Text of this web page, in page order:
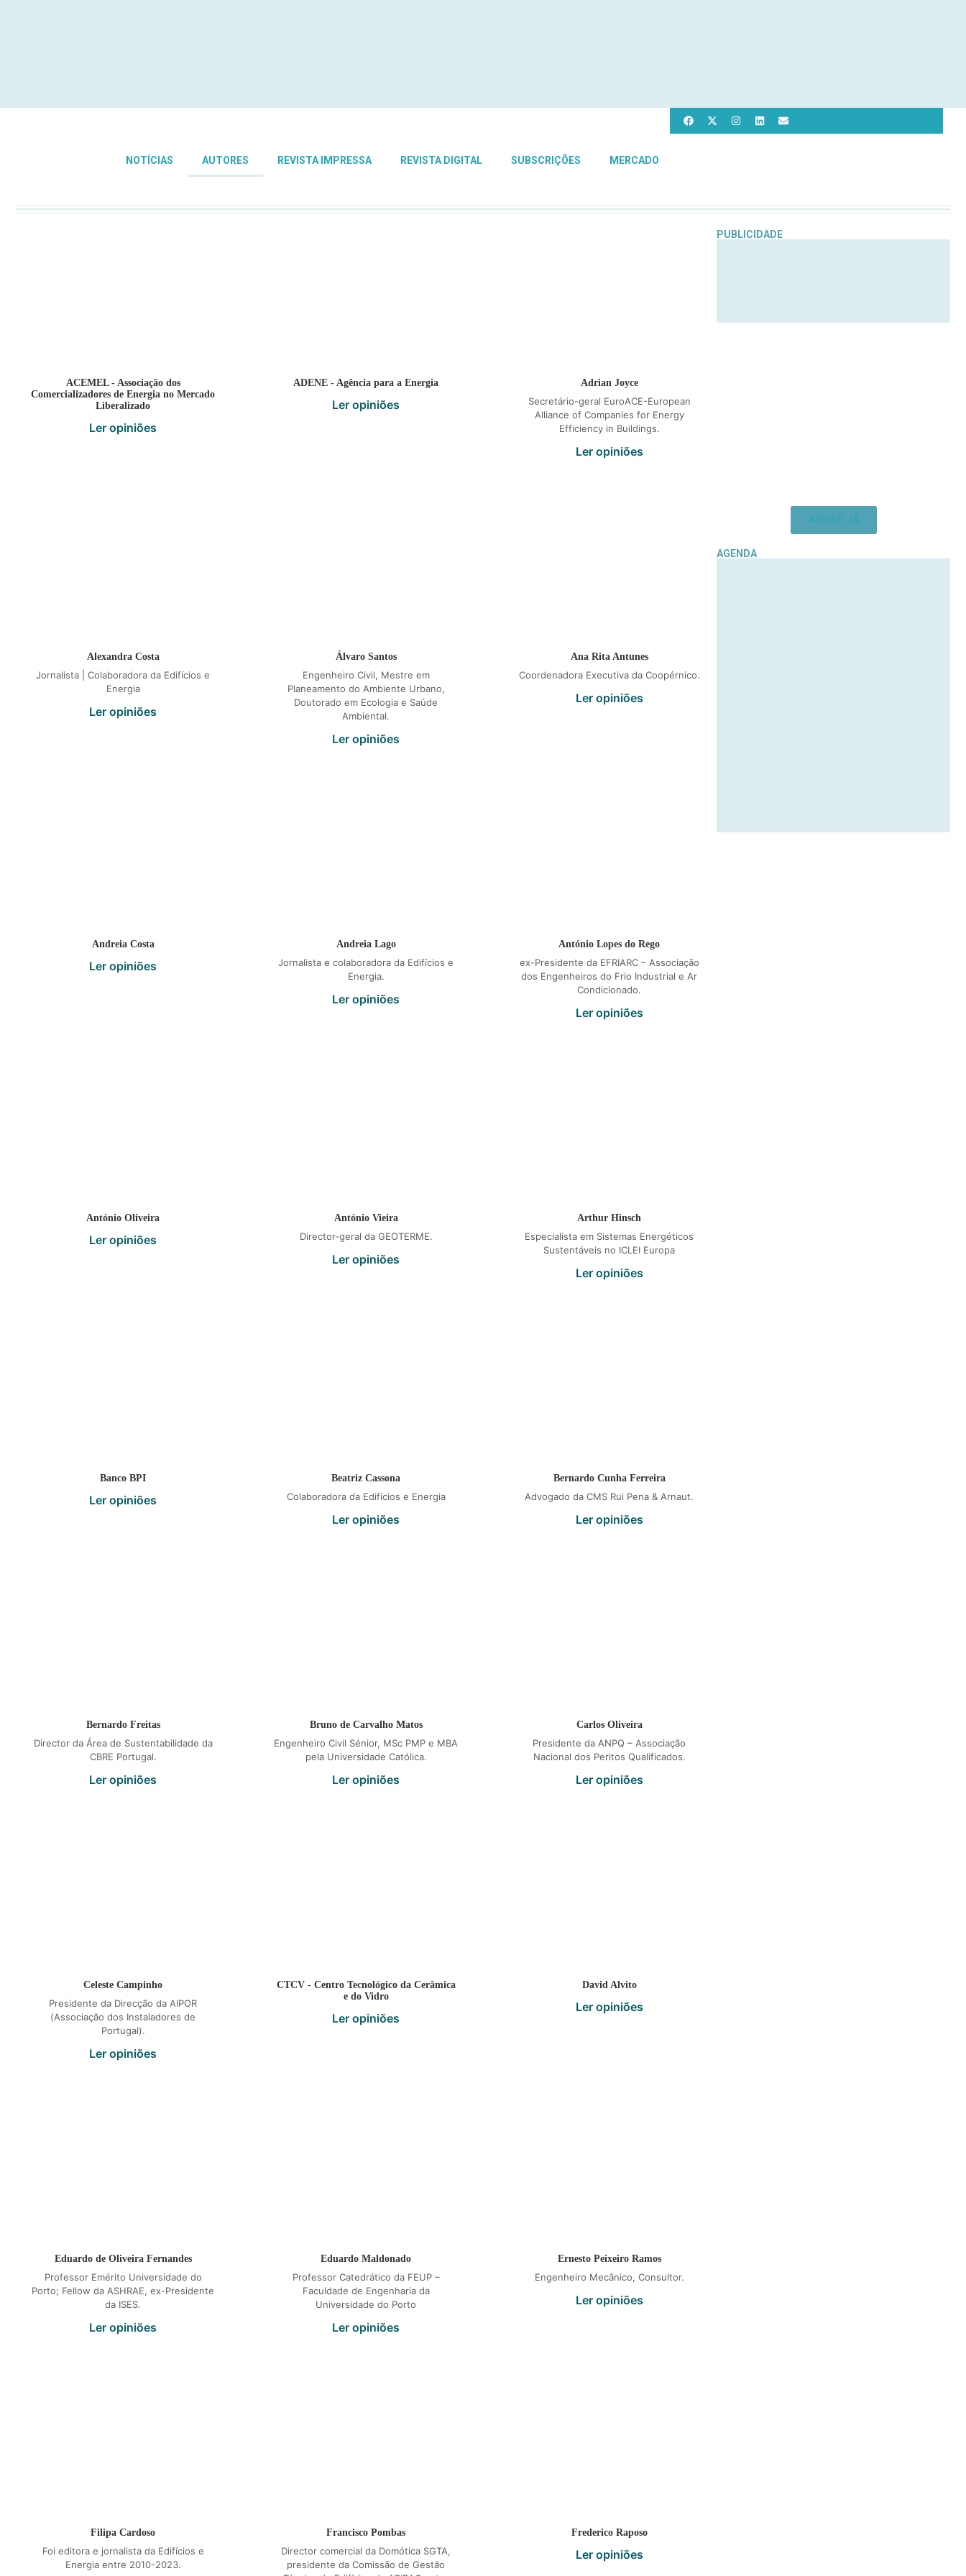
NOTÍCIAS AUTORES REVISTA IMPRESSA REVISTA DIGITAL SUBSCRIÇÕES MERCADO
ACEMEL - Associação dos
Comercializadores de Energia no Mercado
Liberalizado
Ler opiniões
ADENE - Agência para a Energia
Ler opiniões
Adrian Joyce
Secretário-geral EuroACE-European
Alliance of Companies for Energy
Efficiency in Buildings.
Ler opiniões
Alexandra Costa
Jornalista | Colaboradora da Edifícios e
Energia
Ler opiniões
Álvaro Santos
Engenheiro Civil, Mestre em
Planeamento do Ambiente Urbano,
Doutorado em Ecologia e Saúde
Ambiental.
Ler opiniões
Ana Rita Antunes
Coordenadora Executiva da Coopérnico.
Ler opiniões
Andreia Costa
Ler opiniões
Andreia Lago
Jornalista e colaboradora da Edifícios e
Energia.
Ler opiniões
António Lopes do Rego
ex-Presidente da EFRIARC – Associação
dos Engenheiros do Frio Industrial e Ar
Condicionado.
Ler opiniões
António Oliveira
Ler opiniões
António Vieira
Director-geral da GEOTERME.
Ler opiniões
Arthur Hinsch
Especialista em Sistemas Energéticos
Sustentáveis no ICLEI Europa
Ler opiniões
Banco BPI
Ler opiniões
Beatriz Cassona
Colaboradora da Edifícios e Energia
Ler opiniões
Bernardo Cunha Ferreira
Advogado da CMS Rui Pena & Arnaut.
Ler opiniões
Bernardo Freitas
Director da Área de Sustentabilidade da
CBRE Portugal.
Ler opiniões
Bruno de Carvalho Matos
Engenheiro Civil Sénior, MSc PMP e MBA
pela Universidade Católica.
Ler opiniões
Carlos Oliveira
Presidente da ANPQ – Associação
Nacional dos Peritos Qualificados.
Ler opiniões
Celeste Campinho
Presidente da Direcção da AIPOR
(Associação dos Instaladores de
Portugal).
Ler opiniões
CTCV - Centro Tecnológico da Cerâmica
e do Vidro
Ler opiniões
David Alvito
Ler opiniões
Eduardo de Oliveira Fernandes
Professor Emérito Universidade do
Porto; Fellow da ASHRAE, ex-Presidente
da ISES.
Ler opiniões
Eduardo Maldonado
Professor Catedrático da FEUP –
Faculdade de Engenharia da
Universidade do Porto
Ler opiniões
Ernesto Peixeiro Ramos
Engenheiro Mecânico, Consultor.
Ler opiniões
Filipa Cardoso
Foi editora e jornalista da Edifícios e
Energia entre 2010-2023.
Francisco Pombas
Director comercial da Domótica SGTA,
presidente da Comissão de Gestão
Frederico Raposo
Ler opiniões
PUBLICIDADE
ASSINE JÁ
AGENDA